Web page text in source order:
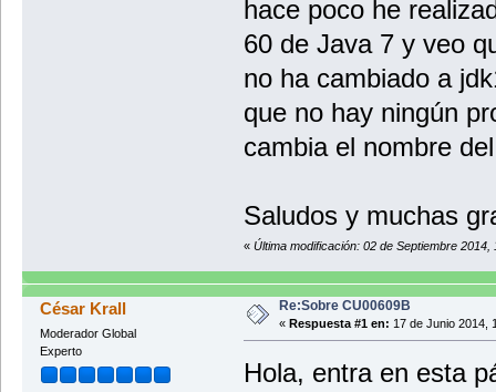
hace poco he
60 de Java 7 y veo
no ha cambiado a
que no hay ningún
cambia el nombre
Saludos y muchas
« Última modificación: 02 de Septiembre
César Krall
Moderador Global
Experto
Re:Sobre CU00609B
« Respuesta #1 en: 17 de Junio 2014,
Hola, entra en esta